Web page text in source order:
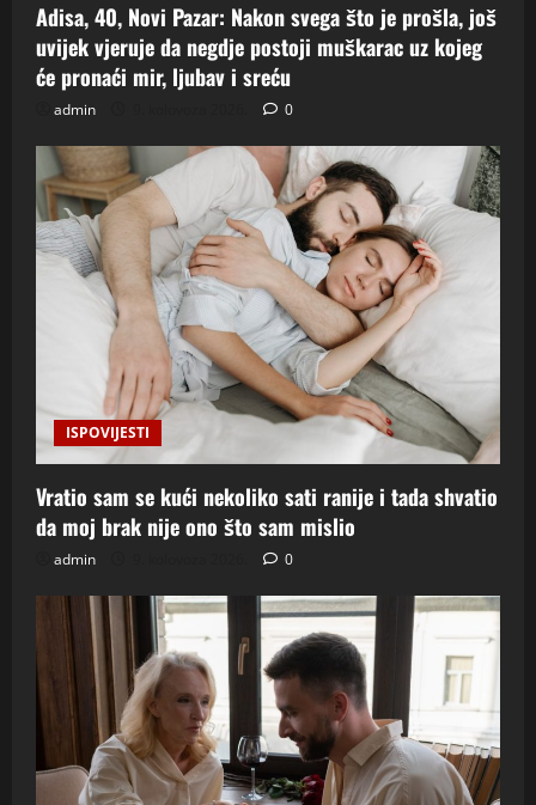
Adisa, 40, Novi Pazar: Nakon svega što je prošla, još
uvijek vjeruje da negdje postoji muškarac uz kojeg
će pronaći mir, ljubav i sreću
admin 0
ISPOVIJESTI
Vratio sam se kući nekoliko sati ranije i tada shvatio
da moj brak nije ono što sam mislio
admin 0